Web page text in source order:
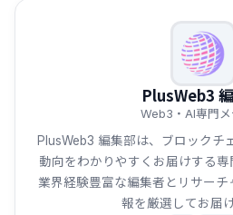
PlusWeb3
Web3・AI専門メ
PlusWeb3 編集部は、ブロックチ
動向をわかりやすくお届けする専
業界経験豊富な編集者とリサー
報を厳選してお届け